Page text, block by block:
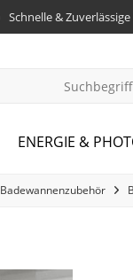
Schnelle &
ENERGIE &
Badewannenzubehör